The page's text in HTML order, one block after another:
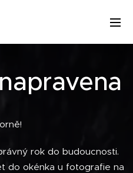
rok do budoucnosti.
do okénka u fotografie na